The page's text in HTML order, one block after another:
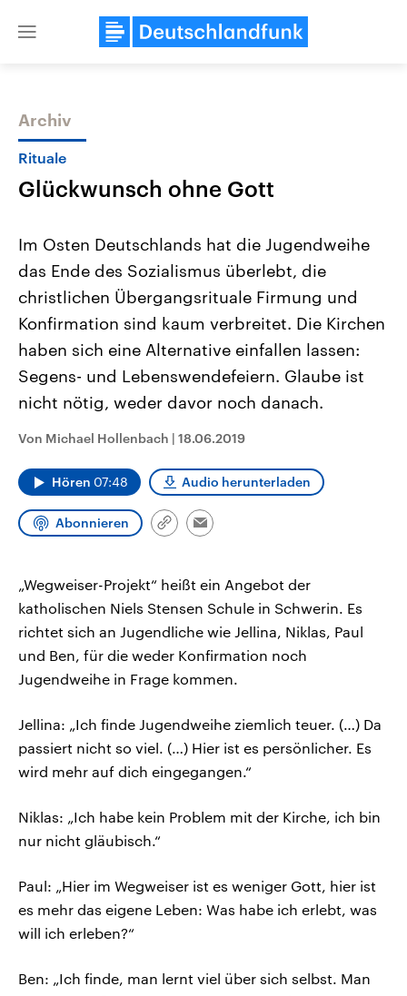
Close
Themen
Landtagswahl Sachsen-Anhalt
2026
Alle Informationen
Sachsen-Anhalt wählt am 6.
September 2026 einen neuen
Landtag. Seit 2021 wird das
Bundesland von einer Koalition aus
Umfragen, Prognosen,
Wahlprogramme, aktuelle Berichte
und Kandidaten der anstehenden
Wahl.
USA
Aktuelle Beiträge,
Hintergründe
Wirtschaftlich und
gehören die Vereinigten
mit großem Einfluss auf
Archiv
Rituale
Glückwunsch ohne Gott
Im Osten Deutschlands hat die Jugendweihe
das Ende des Sozialismus überlebt, die
christlichen Übergangsrituale Firmung und
Konfirmation sind kaum verbreitet. Die Kirchen
haben sich eine Alternative einfallen lassen:
Segens- und Lebenswendefeiern. Glaube ist
nicht nötig, weder davor noch danach.
Von Michael Hollenbach | 18.06.2019
Hören 07:48 Audio herunterladen
Abonnieren
Link
Email
„Wegweiser-Projekt“ heißt ein Angebot der
katholischen Niels Stensen Schule in Schwerin. Es
richtet sich an Jugendliche wie Jellina, Niklas, Paul
und Ben, für die weder Konfirmation noch
Jugendweihe in Frage kommen.
Jellina: „Ich finde Jugendweihe ziemlich teuer. (…) Da
passiert nicht so viel. (…) Hier ist es persönlicher. Es
wird mehr auf dich eingegangen.“
Niklas: „Ich habe kein Problem mit der Kirche, ich bin
nur nicht gläubisch.“
Paul: „Hier im Wegweiser ist es weniger Gott, hier ist
es mehr das eigene Leben: Was habe ich erlebt, was
will ich erleben?“
Ben: „Ich finde, man lernt viel über sich selbst. Man